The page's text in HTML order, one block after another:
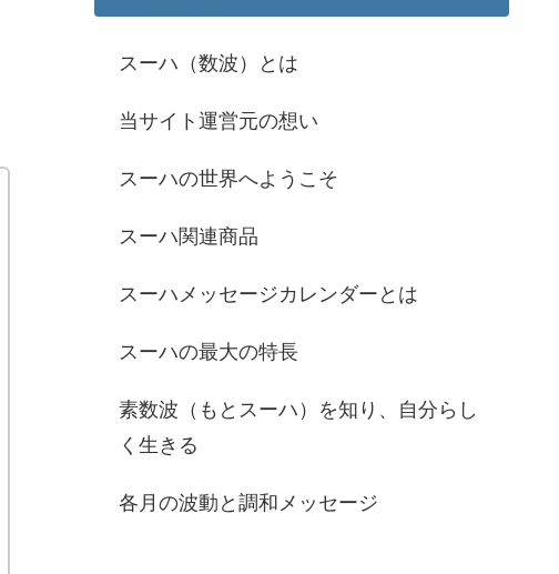
スーハ（数波）とは
当サイト運営元の想い
スーハの世界へようこそ
スーハ関連商品
スーハメッセージカレンダーとは
スーハの最大の特長
素数波（もとスーハ）を知り、自分らし
く生きる
各月の波動と調和メッセージ